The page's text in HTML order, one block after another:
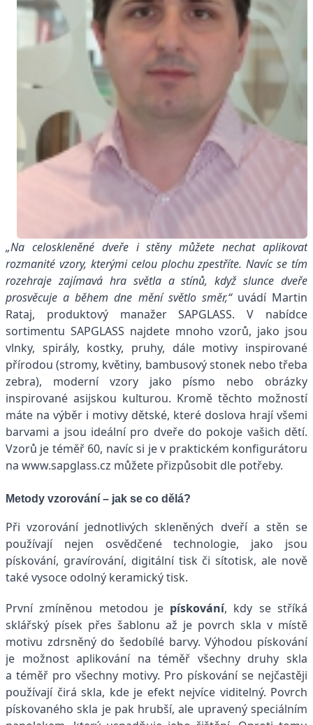
„Na celoskleněné dveře i stěny můžete nechat aplikovat
rozmanité vzory, kterými celou plochu zpestříte. Navíc se tím
rozehraje zajímavá hra světla a stínů, když slunce dveře
prosvěcuje a během dne mění světlo směr,“uvádí Martin
Rataj, produktový manažer SAPGLASS. V nabídce
sortimentu SAPGLASS najdete mnoho vzorů, jako jsou
vlnky, spirály, kostky, pruhy, dále motivy inspirované
přírodou (stromy, květiny, bambusový stonek nebo třeba
zebra), moderní vzory jako písmo nebo obrázky
inspirované asijskou kulturou. Kromě těchto možností
máte na výběr i motivy dětské, které doslova hrají všemi
barvami a jsou ideální pro dveře do pokoje vašich dětí.
Vzorů je téměř 60, navíc si je v praktickém konfigurátoru
na www.sapglass.cz můžete přizpůsobit dle potřeby.
Metody vzorování – jak se co dělá?
Při vzorování jednotlivých skleněných dveří a stěn se
používají nejen osvědčené technologie, jako jsou
pískování, gravírování, digitální tisk či sítotisk, ale nově
také vysoce odolný keramický tisk.
První zmíněnou metodou je pískování, kdy se stříká
sklářský písek přes šablonu až je povrch skla v místě
motivu zdrsněný do šedobílé barvy. Výhodou pískování
je možnost aplikování na téměř všechny druhy skla
a téměř pro všechny motivy. Pro pískování se nejčastěji
používají čirá skla, kde je efekt nejvíce viditelný. Povrch
pískovaného skla je pak hrubší, ale upravený speciálním